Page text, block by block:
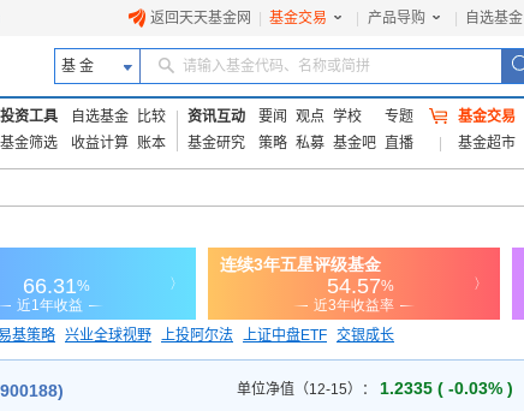
返回天天基金网 基金交易 产品导购 自选基金
基 金 请输入基金代码、名称或简拼
投资工具 自选基金
比较
基金筛选
收益计算 账本
资讯互动 要闻 观点 学校
专题
基金研究
策略 私募 基金吧 直播
基金交易
基金超市
基策略 兴业全球视野 上投阿尔法 上证中盘ETF 交银成长
单位净值（12-15）： 1.2335 ( -0.03% )